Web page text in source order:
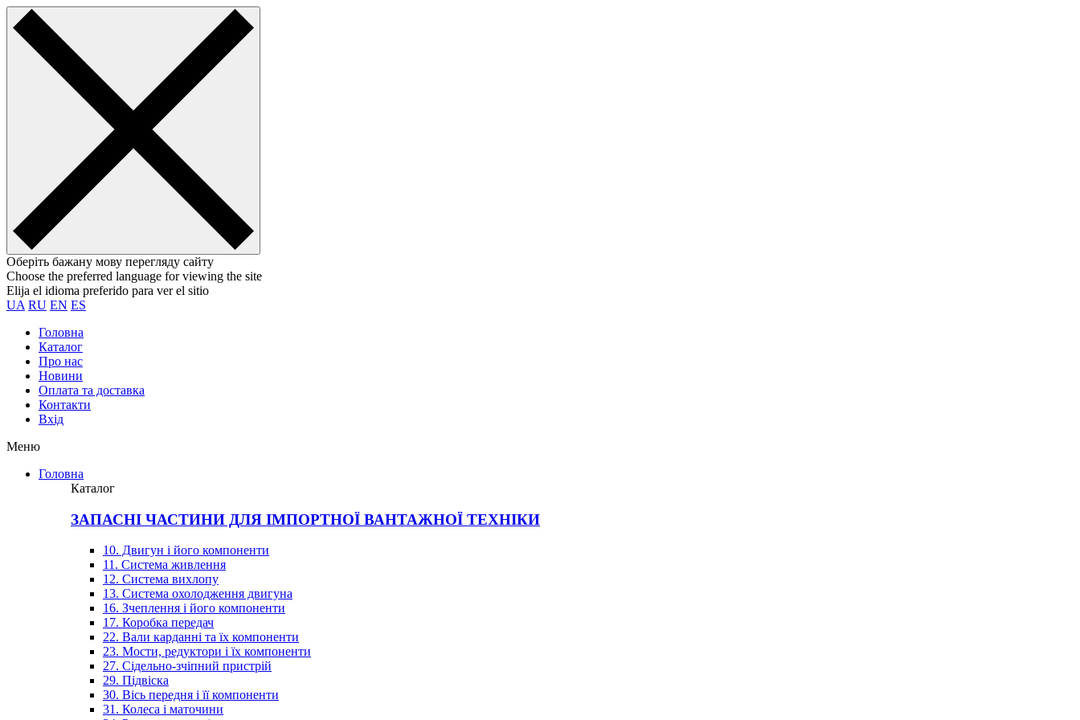
Оберіть бажану мову перегляду сайту
Choose the preferred language for viewing the site
Elija el idioma preferido para ver el sitio
UA RU EN ES
Головна
Каталог
Про нас
Новини
Оплата та доставка
Контакти
Вхiд
Меню
Головна
Каталог
ЗАПАСНІ ЧАСТИНИ ДЛЯ ІМПОРТНОЇ ВАНТАЖНОЇ ТЕХНІКИ
10. Двигун і його компоненти
11. Система живлення
12. Система вихлопу
13. Система охолодження двигуна
16. Зчеплення і його компоненти
17. Коробка передач
22. Вали карданні та їх компоненти
23. Мости, редуктори і їх компоненти
27. Сідельно-зчіпний пристрій
29. Підвіска
30. Вісь передня і її компоненти
31. Колеса і маточини